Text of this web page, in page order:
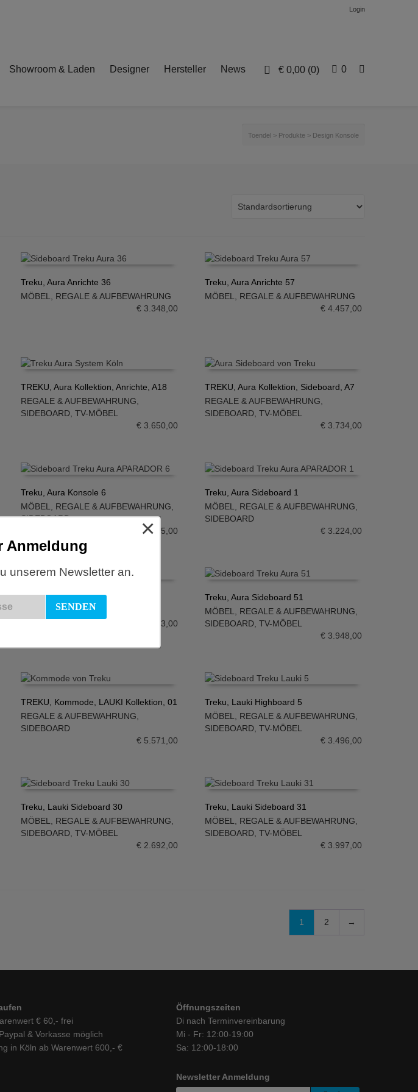
Login
€ 0,00 (0) 0
Showroom & Laden Designer Hersteller News
Toendel > Produkte > Design Konsole
IN DEN WARENKORB
Treku, Aura Anrichte 36
MÖBEL, REGALE & AUFBEWAHRUNG
€3.348,00
IN DEN WARENKORB
Treku, Aura Anrichte 57
MÖBEL, REGALE & AUFBEWAHRUNG
€ 4.457,00
IN DEN WARENKORB
TREKU, Aura Kollektion, Anrichte, A18
REGALE & AUFBEWAHRUNG,
SIDEBOARD, TV-MÖBEL
€3.650,00
IN DEN WARENKORB
TREKU, Aura Kollektion, Sideboard, A7
REGALE & AUFBEWAHRUNG,
SIDEBOARD,TV-MÖBEL
€ 3.734,00
IN DEN WARENKORB
Treku, Aura Konsole 6
MÖBEL
REGALE & AUFBEWAHRUNG
SIDEBOARD
2.665,00
IN DEN WARENKORB
Treku, Aura Sideboard 1
MÖBEL
REGALE & AUFBEWAHRUNG
SIDEBOARD
€ 3.224,00
Treku, Aura Sideboard 40
SIDEBOARD
3.503,00
IN DEN WARENKORB
Treku, Aura Sideboard 51
MÖBEL
REGALE & AUFBEWAHRUNG
SIDEBOARD ,TV-MÖBEL
€ 3.948,00
IN DEN WARENKORB
TREKU, Kommode, LAUKI Kollektion, 01
REGALE & AUFBEWAHRUNG
SIDEBOARD
€5.571,00
IN DEN WARENKORB
Treku, Lauki Highboard 5
MÖBEL
REGALE & AUFBEWAHRUNG
SIDEBOARD ,TV-MÖBEL
€ 3.496,00
IN DEN WARENKORB
Treku, Lauki Sideboard 30
MÖBEL
REGALE & AUFBEWAHRUNG
SIDEBOARD, TV-MÖBEL
€2.692,00
IN DEN WARENKORB
Treku, Lauki Sideboard 31
MÖBEL
REGALE & AUFBEWAHRUNG
SIDEBOARD ,TV-MÖBEL
€ 3.997,00
1 2 →
€ 60,- frei
& Vorkasse möglich
in Köln ab Warenwert 600,- €
Öffnungszeiten
Di nach Terminvereinbarung
Mi - Fr: 12:00-19:00
Sa: 12:00-18:00
Newsletter Anmeldung
Anmeldung
unserem Newsletter an.
×